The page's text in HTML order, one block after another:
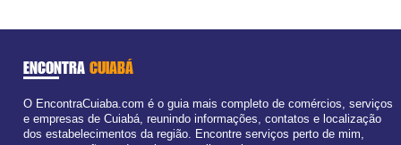
ENCONTRA CUIABÁ
O EncontraCuiaba.com é o guia mais completo de comércios, serviços
e empresas de Cuiabá, reunindo informações, contatos e localização
dos estabelecimentos da região. Encontre serviços perto de mim,